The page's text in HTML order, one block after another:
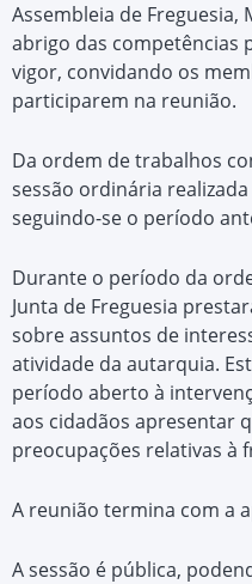
Assembleia de Freguesia,
abrigo das competências
vigor, convidando os
participarem na reunião.
Da ordem de trabalhos
sessão ordinária
seguindo-se o período
Durante o período da
Junta de Freguesia
sobre assuntos de
atividade da autarquia.
período aberto à
aos cidadãos apresentar
preocupações relativas à
A reunião termina com a
A sessão é pública,